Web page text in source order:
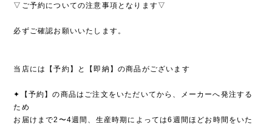
▽ご予約についての注意事項となります▽
必ずご確認お願いいたします。
当店には【予約】と【即納】の商品がございます
✦【予約】の商品はご注文をいただいてから、メーカーへ発注する
ため
お届けまで2〜4週間、生産時期によっては6週間ほどお時間をいた